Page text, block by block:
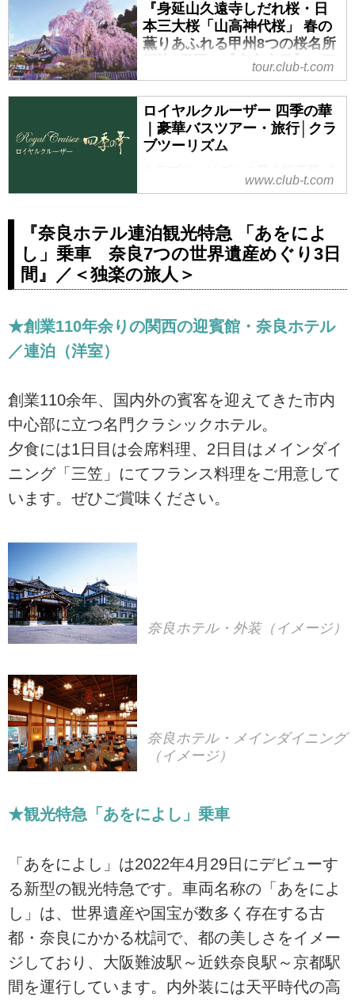
『身延山久遠寺しだれ桜・日
本三大桜「山高神代桜」 春の
薫りあふれる甲州8つの桜名所
探訪2日間』【東京出発】＜四
季の華・独楽の旅人／19名様
以下＞｜クラブツーリズム
『身延山久遠寺しだれ桜・日本三
大桜「山高神代桜」 春の薫りあふ
れる甲州8つの桜名所探訪2日間』
【東京出発】＜四季の華・独楽の
旅人／19名様以下＞の紹介をして
らクラブツーリズム。
tour.club-t.com
ロイヤルクルーザー 四季の華
｜豪華バスツアー・旅行│クラ
ブツーリズム
スの旅「ロイヤルクルーザ四季の
身を預け、視界を遮らないワイド
な車窓から風景を眺め過ごすひと
時。添乗員・専属の乗務員が同行
し、おもてなしと寛ぎの空間をご
向の豪華・高級バスの旅」へ。
www.club-t.com
『奈良ホテル連泊観光特急 「あをによ
し」乗車 奈良7つの世界遺産めぐり3日
間』／＜独楽の旅人＞
★創業110年余りの関西の迎賓館・奈良ホテル
／連泊（洋室）
創業110余年、国内外の賓客を迎えてきた市内
中心部に立つ名門クラシックホテル。
夕食には1日目は会席料理、2日目はメインダイ
ニング「三笠」にてフランス料理をご用意して
います。ぜひご賞味ください。
奈良ホテル・外装（イメージ）
奈良ホテル・メインダイニング
（イメージ）
★観光特急「あをによし」乗車
「あをによし」は2022年4月29日にデビューす
る新型の観光特急です。車両名称の「あをによ
し」は、世界遺産や国宝が数多く存在する古
都・奈良にかかる枕詞で、都の美しさをイメー
ジしており、大阪難波駅～近鉄奈良駅～京都駅
間を運行しています。内外装には天平時代の高